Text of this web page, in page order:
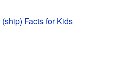
Facts for Kids